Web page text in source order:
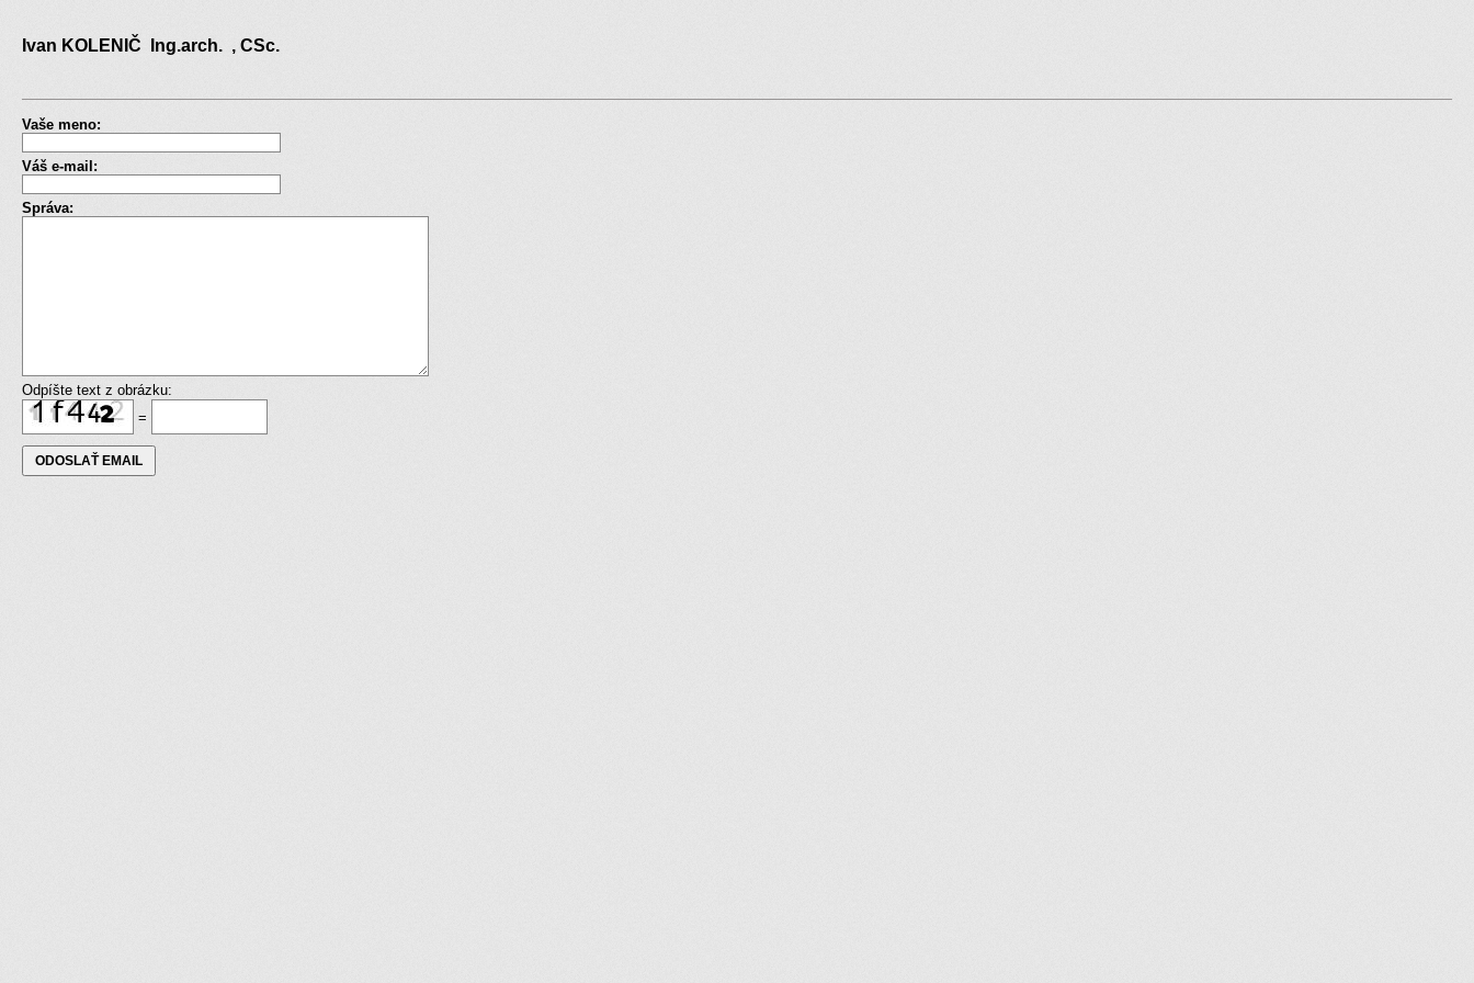
Ivan KOLENIČ Ing.arch. , CSc.
Vaše meno:
Váš e-mail:
Správa:
Odpíšte text z obrázku:
=